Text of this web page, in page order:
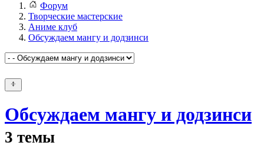
Форум
Творческие мастерские
Аниме клуб
Обсуждаем мангу и додзинси
Обсуждаем мангу и додзинси
3 темы